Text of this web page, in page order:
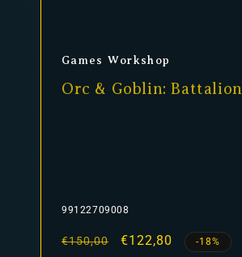
Anbieter:
Games Workshop
Orc & Goblin: Battalion
99122709008
Normaler
€150,00 Verkaufspreis
€122,80 -18%